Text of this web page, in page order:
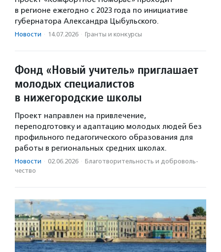
в регионе ежегодно с 2023 года по инициативе
губернатора Александра Цыбульского.
Новости · 14.07.2026 · Гранты и конкурсы
Фонд «Новый учитель» приглашает
молодых специалистов
в нижегородские школы
Проект направлен на привлечение,
переподготовку и адаптацию молодых людей без
профильного педагогического образования для
работы в региональных средних школах.
Новости · 02.06.2026 · Благотвори­тель­ность и доброволь­
чест­во